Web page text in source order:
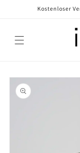
Kostenloser